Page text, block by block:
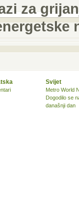
za
Svijet
Metro World
Dogodilo se
današnji dan